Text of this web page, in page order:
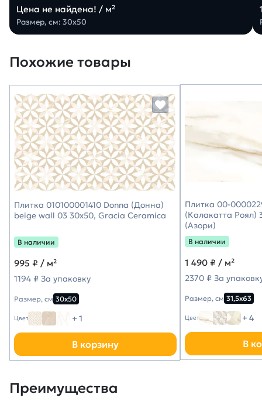
Цена не найдена! / м²
Размер, см: 30х50
Похожие товары
Плитка 010100001410 Donna (Донна)
beige wall 03 30х50, Gracia Ceramica
В наличии
995 ₽ / м²
1194 ₽ За упаковку
Размер, см 30х50
Цвет + 1
В корзину
Плитка 00-
(Калакатта Роял)
(Азори)
В наличии
1 490 ₽ / м²
2370 ₽ За
Размер, см 31,5х63
Цвет + 4
В
Преимущества